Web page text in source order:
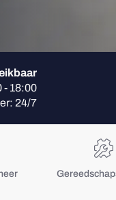
- 18:00
24/7